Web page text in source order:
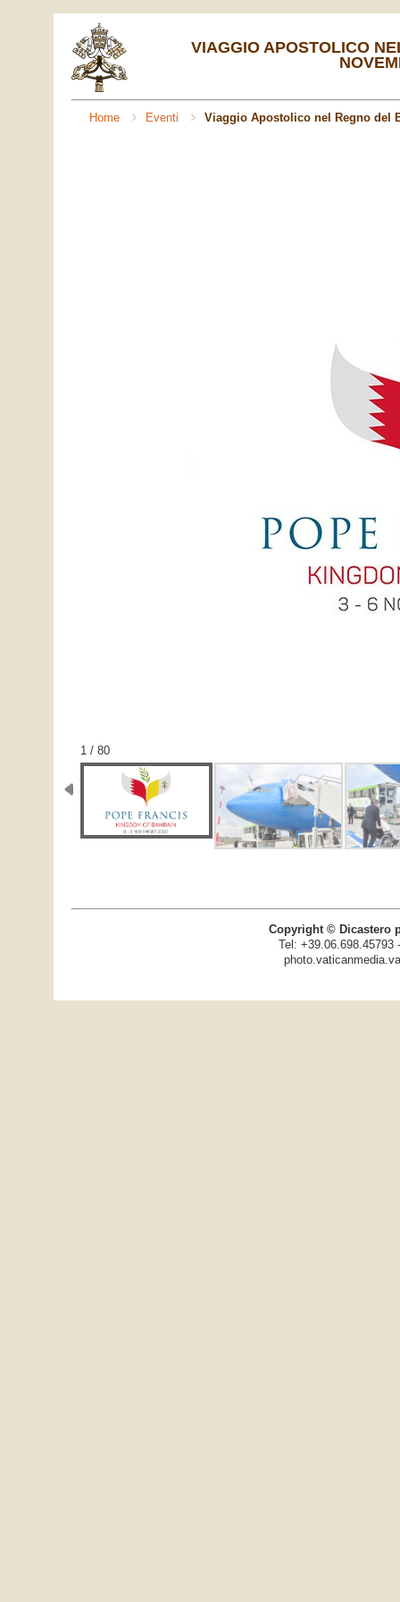
VIAGGIO APOSTOLICO
Home Eventi Viaggio Apostolico nel Regno del
1 / 80
Copyright © Dicastero
Tel: +39.06.698.45793